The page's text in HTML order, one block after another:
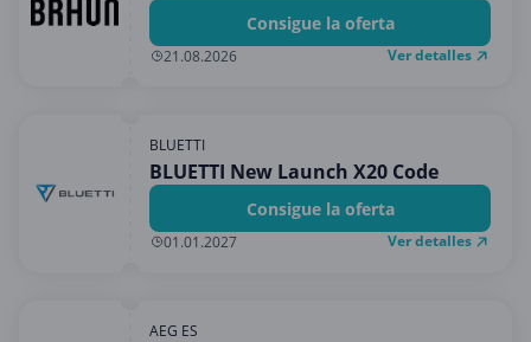
Consigue la oferta
21.08.2026 Ver detalles
BLUETTI
BLUETTI New Launch X20 Code
Consigue la oferta
01.01.2027 Ver detalles
AEG ES